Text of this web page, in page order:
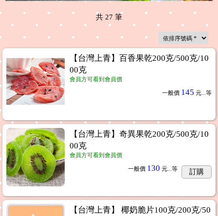
共 27 筆
【台灣上青】百香果乾200克/500克/10
00克
會員方可看到會員價
一般價 145 元... 等
【台灣上青】奇異果乾200克/500克/10
00克
會員方可看到會員價
一般價 130 元... 等 訂購
【台灣上青】 椰奶脆片100克/200克/50